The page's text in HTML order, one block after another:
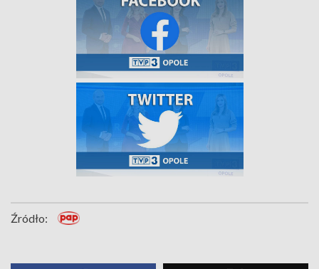
Źródło: